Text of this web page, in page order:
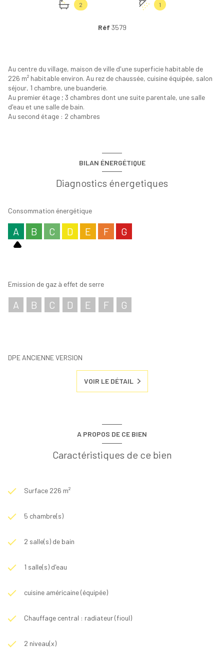
2 1
Réf 3579
Au centre du village, maison de ville d'une superficie habitable de
226 m² habitable environ. Au rez de chaussée, cuisine équipée, salon
séjour, 1 chambre, une buanderie.
Au premier étage ; 3 chambres dont une suite parentale, une salle
d'eau et une salle de bain.
Au second étage : 2 chambres
BILAN ÉNERGÉTIQUE
Diagnostics énergetiques
Consommation énergétique
A B C D E F G
Emission de gaz à effet de serre
A B C D E F G
DPE ANCIENNE VERSION
VOIR LE DÉTAIL
A PROPOS DE CE BIEN
Caractéristiques de ce bien
Surface 226 m²
5 chambre(s)
2 salle(s) de bain
1 salle(s) d'eau
cuisine américaine (équipée)
Chauffage central : radiateur (fioul)
2 niveau(x)